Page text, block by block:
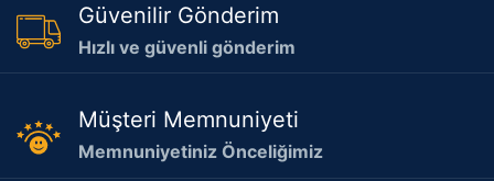
Güvenilir Gönderim
Hızlı ve güvenli gönderim
Müşteri Memnuniyeti
Memnuniyetiniz Önceliğimiz